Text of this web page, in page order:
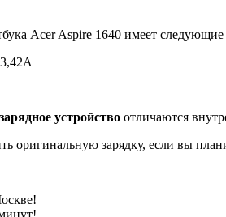
Acer Aspire 1640 имеет следующие
3,42A
зарядное устройство отличаются
зарядку, если вы